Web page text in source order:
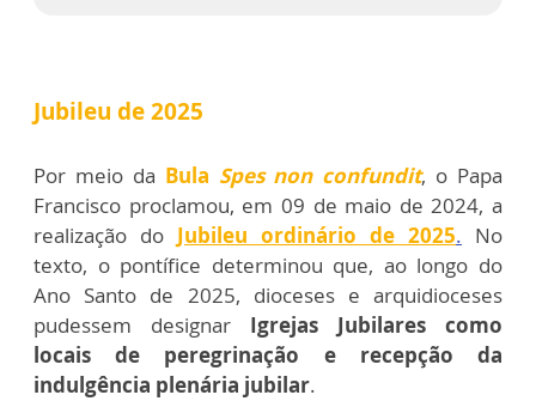
Jubileu de 2025
Por meio da Bula Spes non confundit, o Papa
Francisco proclamou, em 09 de maio de 2024, a
realização do Jubileu ordinário de 2025. No
texto, o pontífice determinou que, ao longo do
Ano Santo de 2025, dioceses e arquidioceses
pudessem designar Igrejas Jubilares como
locais de peregrinação e recepção da
indulgência plenária jubilar.